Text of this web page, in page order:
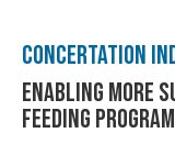
Concertation
Enabling more
feeding